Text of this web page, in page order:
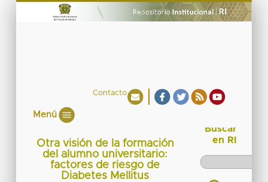
Contacto
Menú
Otra visión de la formación
del alumno universitario:
factores de riesgo de
Diabetes Mellitus
Buscar
en RI